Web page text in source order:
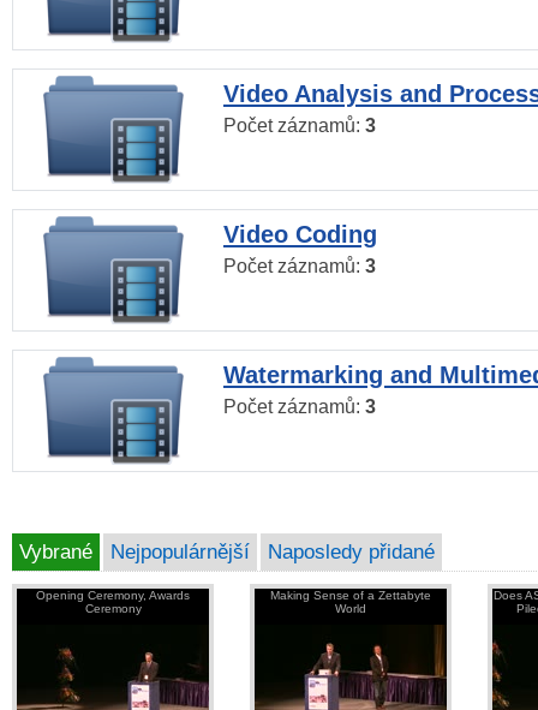
Video Analysis and
Počet záznamů: 3
Video Coding
Počet záznamů: 3
Watermarking and
Počet záznamů: 3
Vybrané Nejpopulárnější Naposledy přidané
Opening Ceremony, Awards
Ceremony
Making Sense of a Zettabyte
World
Does